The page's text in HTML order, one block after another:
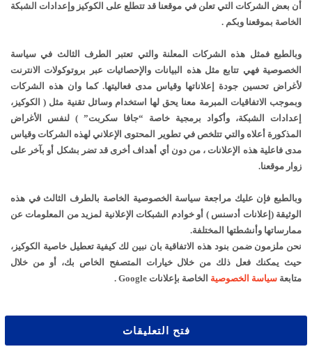
أن بعض الشركات التي تعلن في موقعنا قد تتطلع على الكوكيز وإعدادات الشبكة
الخاصة بموقعنا وبكم .
وبالطبع فمثل هذه الشركات المعلنة والتي تعتبر الطرف الثالث في سياسة
الخصوصية فهي تتابع مثل هذه البيانات والإحصائيات عبر بروتوكولات الانترنت
لأغراض تحسين جودة إعلاناتها وقياس مدى فعاليتها. كما وان هذه الشركات
وبموجب الاتفاقيات المبرمة معنا يحق لها استخدام وسائل تقنية مثل ( الكوكيز،
إعدادات الشبكة، وأكواد برمجية خاصة “جافا سكربت” ) لنفس الأغراض
المذكورة أعلاه والتي تتلخص في تطوير المحتوى الإعلاني لهذه الشركات وقياس
مدى فاعلية هذه الإعلانات ، من دون أي أهداف أخرى قد تضر بشكل أو بآخر على
زوار موقعنا.
وبالطبع فإن عليك مراجعة سياسة الخصوصية الخاصة بالطرف الثالث في هذه
الوثيقة (إعلانات أدسنس ) أو خوادم الشبكات الإعلانية لمزيد من المعلومات عن
ممارساتها وأنشطتها المختلفة.
نحن ملزمون ضمن بنود هذه الاتفاقية بان نبين لك كيفية تعطيل خاصية الكوكيز،
حيث يمكنك فعل ذلك من خلال خيارات المتصفح الخاص بك، أو من خلال
متابعة سياسة الخصوصية الخاصة بإعلانات Google .
فتح التعليقات